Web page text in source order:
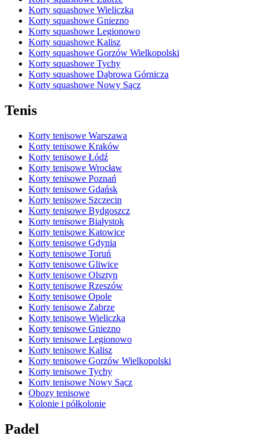
Korty squashowe Wieliczka
Korty squashowe Gniezno
Korty squashowe Legionowo
Korty squashowe Kalisz
Korty squashowe Gorzów Wielkopolski
Korty squashowe Tychy
Korty squashowe Dąbrowa Górnicza
Korty squashowe Nowy Sącz
Tenis
Korty tenisowe Warszawa
Korty tenisowe Kraków
Korty tenisowe Łódź
Korty tenisowe Wrocław
Korty tenisowe Poznań
Korty tenisowe Gdańsk
Korty tenisowe Szczecin
Korty tenisowe Bydgoszcz
Korty tenisowe Białystok
Korty tenisowe Katowice
Korty tenisowe Gdynia
Korty tenisowe Toruń
Korty tenisowe Gliwice
Korty tenisowe Olsztyn
Korty tenisowe Rzeszów
Korty tenisowe Opole
Korty tenisowe Zabrze
Korty tenisowe Wieliczka
Korty tenisowe Gniezno
Korty tenisowe Legionowo
Korty tenisowe Kalisz
Korty tenisowe Gorzów Wielkopolski
Korty tenisowe Tychy
Korty tenisowe Nowy Sącz
Obozy tenisowe
Kolonie i półkolonie
Padel